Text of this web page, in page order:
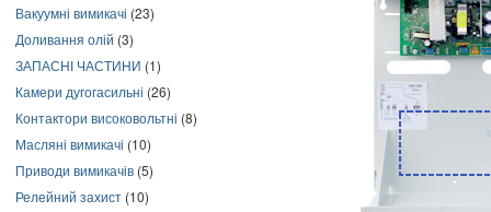
Вакуумні вимикачі (23)
Доливання олій (3)
ЗАПАСНІ ЧАСТИНИ (1)
Камери дугогасильні (26)
Контактори високовольтні (8)
Масляні вимикачі (10)
Приводи вимикачів (5)
Релейний захист (10)